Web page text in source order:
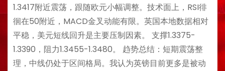
1.3417附近震荡，跟随欧元小幅调整。技术面上，RSI徘
徊在50附近，MACD金叉动能有限。英国本地数据相对
平稳，美元短线回升是主要压制因素。 支撑1.3375-
1.3390，阻力1.3455-1.3480。 趋势总结：短期震荡整
理，中线仍处于区间格局。我认为英镑目前更多是被动